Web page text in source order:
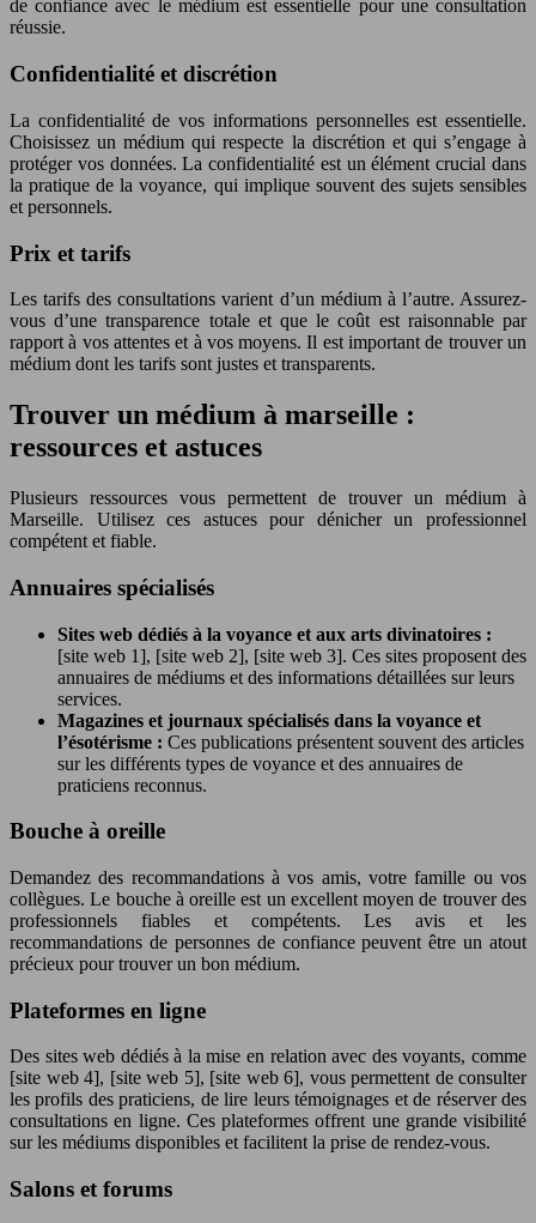
de confiance avec le médium est essentielle pour une consultation
réussie.
Confidentialité et discrétion
La confidentialité de vos informations personnelles est essentielle.
Choisissez un médium qui respecte la discrétion et qui s’engage à
protéger vos données. La confidentialité est un élément crucial dans
la pratique de la voyance, qui implique souvent des sujets sensibles
et personnels.
Prix et tarifs
Les tarifs des consultations varient d’un médium à l’autre. Assurez-
vous d’une transparence totale et que le coût est raisonnable par
rapport à vos attentes et à vos moyens. Il est important de trouver un
médium dont les tarifs sont justes et transparents.
Trouver un médium à marseille :
ressources et astuces
Plusieurs ressources vous permettent de trouver un médium à
Marseille. Utilisez ces astuces pour dénicher un professionnel
compétent et fiable.
Annuaires spécialisés
Sites web dédiés à la voyance et aux arts divinatoires :
[site web 1], [site web 2], [site web 3]. Ces sites proposent des
annuaires de médiums et des informations détaillées sur leurs
services.
Magazines et journaux spécialisés dans la voyance et
l’ésotérisme : Ces publications présentent souvent des articles
sur les différents types de voyance et des annuaires de
praticiens reconnus.
Bouche à oreille
Demandez des recommandations à vos amis, votre famille ou vos
collègues. Le bouche à oreille est un excellent moyen de trouver des
professionnels fiables et compétents. Les avis et les
recommandations de personnes de confiance peuvent être un atout
précieux pour trouver un bon médium.
Plateformes en ligne
Des sites web dédiés à la mise en relation avec des voyants, comme
[site web 4], [site web 5], [site web 6], vous permettent de consulter
les profils des praticiens, de lire leurs témoignages et de réserver des
consultations en ligne. Ces plateformes offrent une grande visibilité
sur les médiums disponibles et facilitent la prise de rendez-vous.
Salons et forums